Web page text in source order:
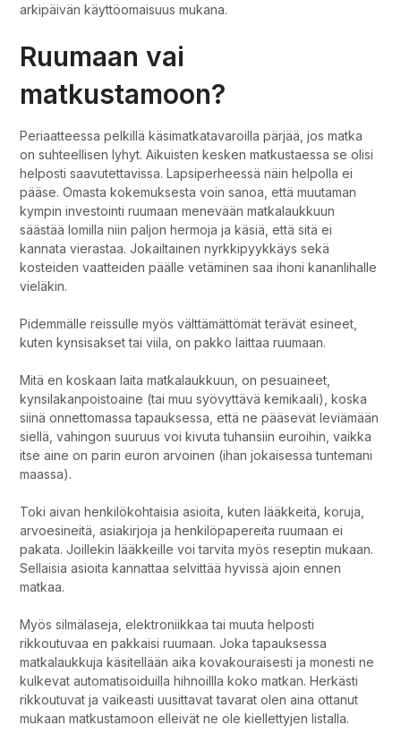
arkipäivän käyttöomaisuus mukana.
Ruumaan vai
matkustamoon?
Periaatteessa pelkillä käsimatkatavaroilla pärjää, jos matka
on suhteellisen lyhyt. Aikuisten kesken matkustaessa se olisi
helposti saavutettavissa. Lapsiperheessä näin helpolla ei
pääse. Omasta kokemuksesta voin sanoa, että muutaman
kympin investointi ruumaan menevään matkalaukkuun
säästää lomilla niin paljon hermoja ja käsiä, että sitä ei
kannata vierastaa. Jokailtainen nyrkkipyykkäys sekä
kosteiden vaatteiden päälle vetäminen saa ihoni kananlihalle
vieläkin.
Pidemmälle reissulle myös välttämättömät terävät esineet,
kuten kynsisakset tai viila, on pakko laittaa ruumaan.
Mitä en koskaan laita matkalaukkuun, on pesuaineet,
kynsilakanpoistoaine (tai muu syövyttävä kemikaali), koska
siinä onnettomassa tapauksessa, että ne pääsevät leviämään
siellä, vahingon suuruus voi kivuta tuhansiin euroihin, vaikka
itse aine on parin euron arvoinen (ihan jokaisessa tuntemani
maassa).
Toki aivan henkilökohtaisia asioita, kuten lääkkeitä, koruja,
arvoesineitä, asiakirjoja ja henkilöpapereita ruumaan ei
pakata. Joillekin lääkkeille voi tarvita myös reseptin mukaan.
Sellaisia asioita kannattaa selvittää hyvissä ajoin ennen
matkaa.
Myös silmälaseja, elektroniikkaa tai muuta helposti
rikkoutuvaa en pakkaisi ruumaan. Joka tapauksessa
matkalaukkuja käsitellään aika kovakouraisesti ja monesti ne
kulkevat automatisoiduilla hihnoillla koko matkan. Herkästi
rikkoutuvat ja vaikeasti uusittavat tavarat olen aina ottanut
mukaan matkustamoon elleivät ne ole kiellettyjen listalla.